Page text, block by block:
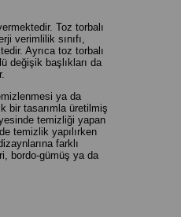
Toz torbalı
verimlilik sınıfı,
Ayrıca toz torbalı
değişik başlıkları da
ya da
bir tasarımla üretilmiş
temizliği yapan
temizlik yapılırken
farklı
bordo-gümüş ya da